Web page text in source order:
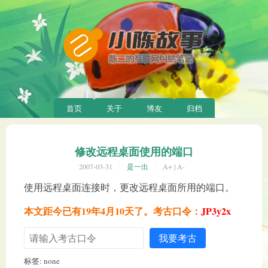
首页 关于 博友 归档
修改远程桌面使用的端口
2007-03-31 是一出 A+ |A-
使用远程桌面连接时，更改远程桌面所用的端口。
本文距今已有19年4月10天了。考古口令： JP3y2x
我要考古
标签: none